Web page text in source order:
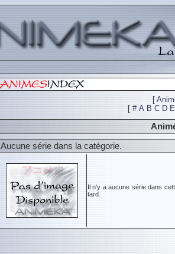
[
[ # A B C D E
Aucune série dans la catégorie.
Il n'y a aucune série dans
tard.